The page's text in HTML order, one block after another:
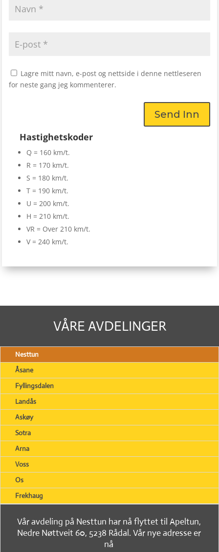
Lagre mitt navn, e-post og nettside i denne nettleseren
for neste gang jeg kommenterer.
Send Inn
Hastighetskoder
Q = 160 km/t.
R = 170 km/t.
S = 180 km/t.
T = 190 km/t.
U = 200 km/t.
H = 210 km/t.
VR = Over 210 km/t.
V = 240 km/t.
VÅRE AVDELINGER
Nesttun
Åsane
Fyllingsdalen
Landås
Askøy
Sotra
Arna
Voss
Os
Frekhaug
Vår avdeling på Nesttun har nå flyttet til Apeltun,
Nedre Nøttveit 60, 5238 Rådal. Vår nye adresse er
nå